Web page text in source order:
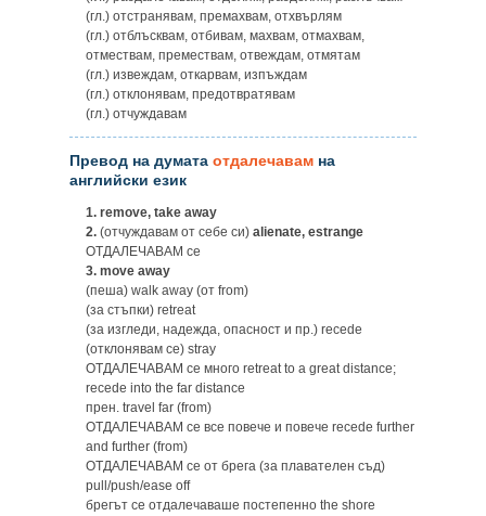
(гл.) отстранявам, премахвам, отхвърлям
(гл.) отблъсквам, отбивам, махвам, отмахвам,
отмествам, премествам, отвеждам, отмятам
(гл.) извеждам, откарвам, изпъждам
(гл.) отклонявам, предотвратявам
(гл.) отчуждавам
Превод на думата отдалечавам на
английски език
1. remove, take away
2. (отчуждавам от ceбе си) alienate, estrange
ОТДАЛЕЧАВАМ ce
3. move away
(пеша) walk away (от from)
(за стъпки) retreat
(за изгледи, надежда, опасност и пр.) recede
(отклонявам се) stray
ОТДАЛЕЧАВАМ се много retreat to a great distance;
recede into the far distance
прен. travel far (from)
ОТДАЛЕЧАВАМ се все повече и повече recede further
and further (from)
ОТДАЛЕЧАВАМ се от брега (за плавателен съд)
pull/push/ease off
брегът се отдалечаваше постепенно the shore